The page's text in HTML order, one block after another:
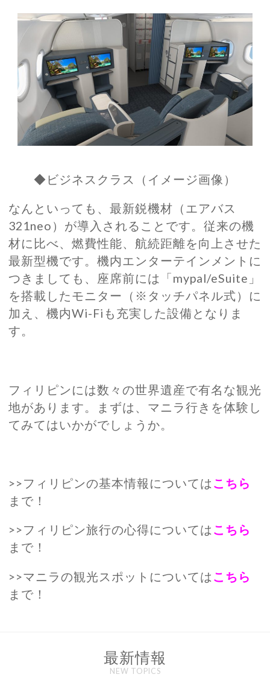
◆ビジネスクラス（イメージ画像）
なんといっても、最新鋭機材（エアバス
321neo）が導入されることです。従来の機
材に比べ、燃費性能、航続距離を向上させた
最新型機です。機内エンターテインメントに
つきましても、座席前には「mypal/eSuite」
を搭載したモニター（※タッチパネル式）に
加え、機内Wi-Fiも充実した設備となりま
す。
フィリピンには数々の世界遺産で有名な観光
地があります。まずは、マニラ行きを体験し
てみてはいかがでしょうか。
>>フィリピンの基本情報については こちら
まで！
>>フィリピン旅行の心得については こちら
まで！
>>マニラの観光スポットについては こちら
まで！
最新情報
NEW TOPICS